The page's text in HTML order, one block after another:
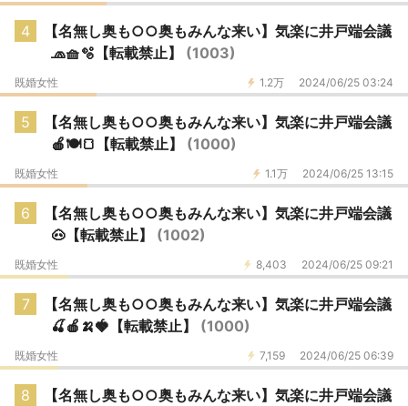
4
【名無し奥も○○奥もみんな来い】気楽に井戸端会議
🧢🧺🫧【転載禁止】 (1003)
1.2万 2024/06/25 03:24
既婚女性
5
【名無し奥も○○奥もみんな来い】気楽に井戸端会議
🍎🍽🍞【転載禁止】 (1000)
1.1万 2024/06/25 13:15
既婚女性
6
【名無し奥も○○奥もみんな来い】気楽に井戸端会議
🐽【転載禁止】 (1002)
8,403 2024/06/25 09:21
既婚女性
7
【名無し奥も○○奥もみんな来い】気楽に井戸端会議
🍒🍎🍌🍓【転載禁止】 (1000)
7,159 2024/06/25 06:39
既婚女性
8
【名無し奥も○○奥もみんな来い】気楽に井戸端会議